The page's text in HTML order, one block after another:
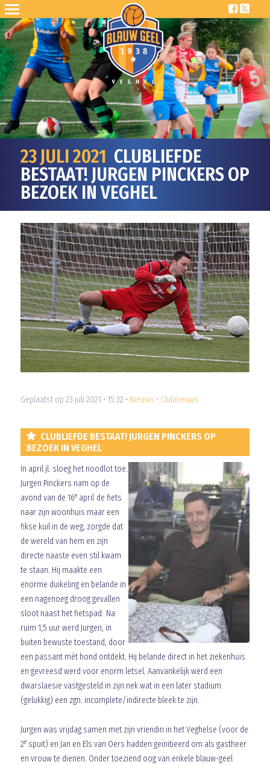
23 JULI 2021 CLUBLIEFDE
BESTAAT! JURGEN PINCKERS OP
BEZOEK IN VEGHEL
Geplaatst op 23 juli 2021 • 15:32 • Nieuws • Clubnieuws
CLUBLIEFDE BESTAAT! JURGEN PINCKERS OP
BEZOEK IN VEGHEL
In april jl. sloeg het noodlot toe.
Jurgen Pinckers nam op de
avond van de 16eapril de fiets
naar zijn woonhuis maar een
fikse kuil in de weg, zorgde dat
de wereld van hem en zijn
directe naaste even stil kwam
te staan. Hij maakte een
enorme duikeling en belande in
een nagenoeg droog gevallen
sloot naast het fietspad. Na
ruim 1,5 uur werd Jurgen, in
buiten bewuste toestand, door
een passant mét hond ontdekt. Hij belande direct in het ziekenhuis
en gevreesd werd voor enorm letsel. Aanvankelijk werd een
dwarslaesie vastgesteld in zijn nek wat in een later stadium
(gelukkig) een zgn. incomplete/indirecte bleek te zijn.
Jurgen was vrijdag samen met zijn vriendin in het Veghelse (voor de
2espuit) en Jan en Els van Oers hadden geïnitieerd om als gastheer
en vrouw te dienen. Onder toeziend oog van enkele blauw-geel